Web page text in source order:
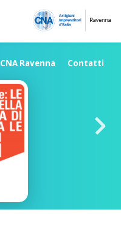
CNA Ravenna Contatti